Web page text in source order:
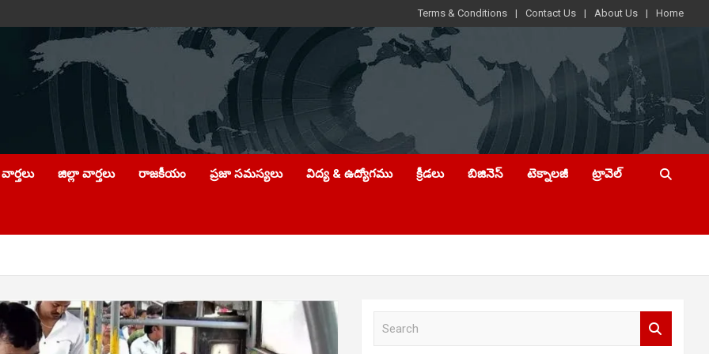
Terms & Conditions Contact Us About Us Home
జిల్లా వార్తలు రాజకీయం ప్రజా సమస్యలు విద్య & ఉద్యోగము క్రీడలు బిజినెస్ టెక్నాలజీ ట్రావెల్